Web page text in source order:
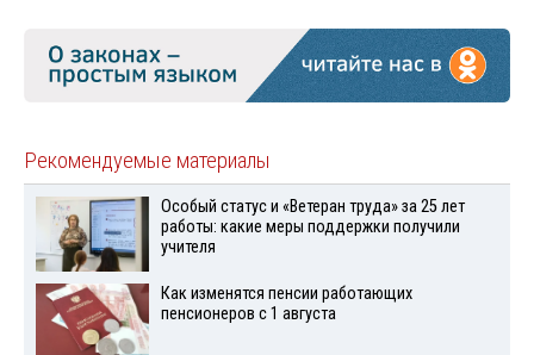
Рекомендуемые материалы
Особый статус и «Ветеран труда» за 25 лет
работы: какие меры поддержки получили
учителя
Как изменятся пенсии работающих
пенсионеров с 1 августа